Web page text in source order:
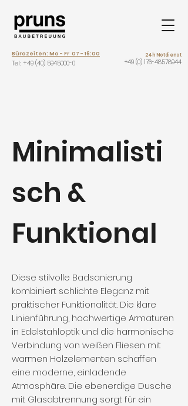
Bürozeiten: Mo - Fr 07 - 16:00
Tel: +49 (40) 5945000-0
24h Notdienst
+49 (0) 176-48578944
Minimalisti
sch &
Funktional
Diese stilvolle Badsanierung
kombiniert schlichte Eleganz mit
praktischer Funktionalität. Die klare
Linienführung, hochwertige Armaturen
in Edelstahloptik und die harmonische
Verbindung von weißen Fliesen mit
warmen Holzelementen schaffen
eine moderne, einladende
Atmosphäre. Die ebenerdige Dusche
mit Glasabtrennung sorgt für ein